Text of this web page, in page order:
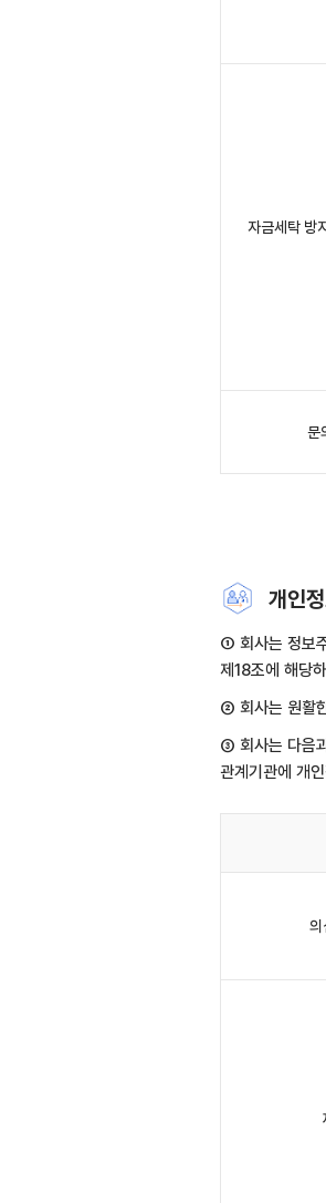
자금세탁 방
문
개인
① 회사는 정보
제18조에 해당
② 회사는 원활
③ 회사는 다음
관계기관에 개
의